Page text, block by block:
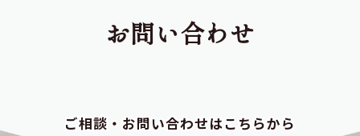
お問い合わせ
ご相談・お問い合わせはこちらから